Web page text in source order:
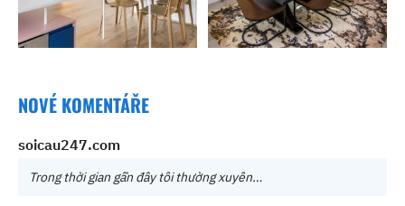
NOVÉ KOMENTÁŘE
soicau247.com
Trong thời gian gần đây tôi thường xuyên…